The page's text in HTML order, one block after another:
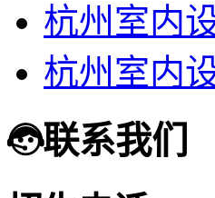
杭州室内
杭州室内
联系我们